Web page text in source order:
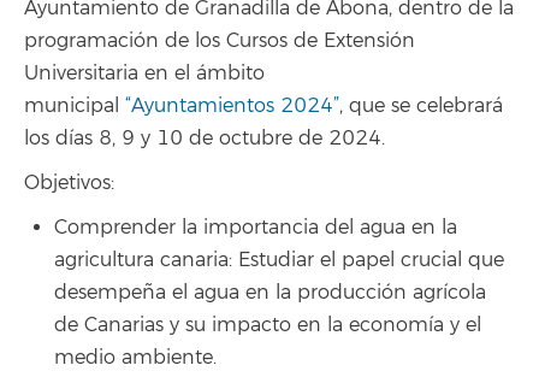
Ayuntamiento de Granadilla de Abona, dentro de la
programación de los Cursos de Extensión
Universitaria en el ámbito
municipal “Ayuntamientos 2024”, que se celebrará
los días 8, 9 y 10 de octubre de 2024.
Objetivos:
Comprender la importancia del agua en la
agricultura canaria: Estudiar el papel crucial que
desempeña el agua en la producción agrícola
de Canarias y su impacto en la economía y el
medio ambiente.